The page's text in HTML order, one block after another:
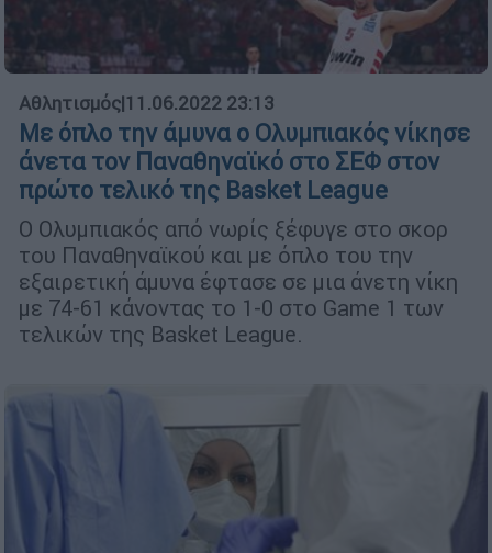
Αθλητισμός|11.06.2022 23:13
Με όπλο την άμυνα ο Ολυμπιακός νίκησε
άνετα τον Παναθηναϊκό στο ΣΕΦ στον
πρώτο τελικό της Basket League
Ο Ολυμπιακός από νωρίς ξέφυγε στο σκορ
του Παναθηναϊκού και με όπλο του την
εξαιρετική άμυνα έφτασε σε μια άνετη νίκη
με 74-61 κάνοντας το 1-0 στο Game 1 των
τελικών της Basket League.